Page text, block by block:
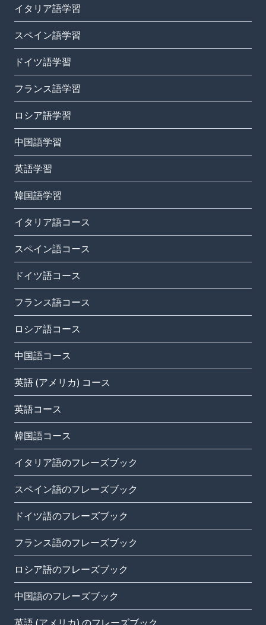
イタリア語学習
スペイン語学習
ドイツ語学習
フランス語学習
ロシア語学習
中国語学習
英語学習
韓国語学習
イタリア語コース
スペイン語コース
ドイツ語コース
フランス語コース
ロシア語コース
中国語コース
英語 (アメリカ) コース
英語コース
韓国語コース
イタリア語のフレーズブック
スペイン語のフレーズブック
ドイツ語のフレーズブック
フランス語のフレーズブック
ロシア語のフレーズブック
中国語のフレーズブック